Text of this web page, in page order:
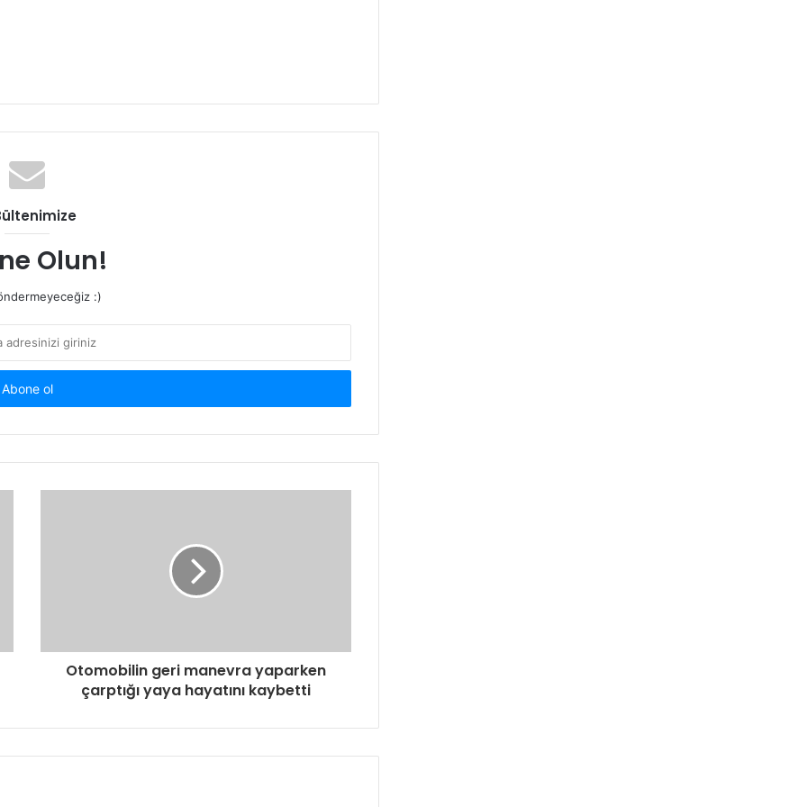
Olun!
:)
Otomobilin geri manevra yaparken
çarptığı yaya hayatını kaybetti